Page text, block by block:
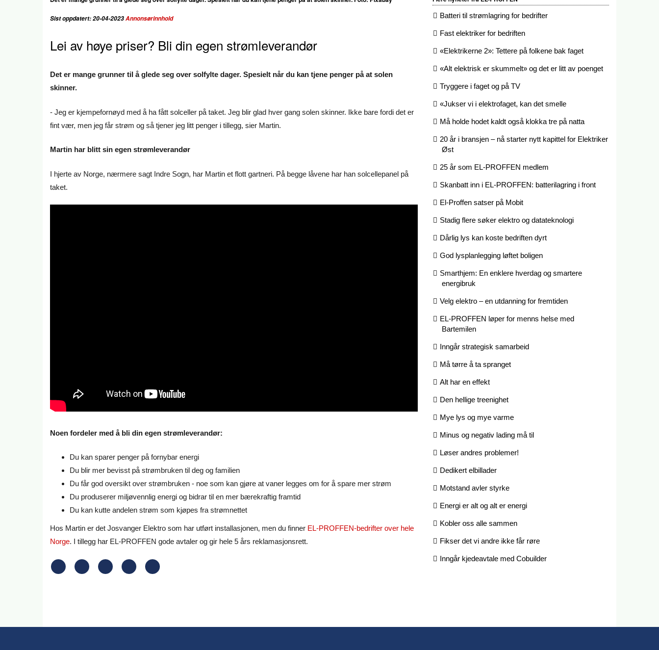
Sist oppdatert: 20-04-2023Annonsørinnhold
Lei av høye priser? Bli din egen strømleverandør
Det er mange grunner til å glede seg over solfylte dager. Spesielt når du kan tjene penger på at solen
skinner.
- Jeg er kjempefornøyd med å ha fått solceller på taket. Jeg blir glad hver gang solen skinner. Ikke bare fordi det er
fint vær, men jeg får strøm og så tjener jeg litt penger i tillegg, sier Martin.
Martin har blitt sin egen strømleverandør
I hjerte av Norge, nærmere sagt Indre Sogn, har Martin et flott gartneri. På begge låvene har han solcellepanel på
taket.
Noen fordeler med å bli din egen strømleverandør:
Du kan sparer penger på fornybar energi
Du blir mer bevisst på strømbruken til deg og familien
Du får god oversikt over strømbruken - noe som kan gjøre at vaner legges om for å spare mer strøm
Du produserer miljøvennlig energi og bidrar til en mer bærekraftig framtid
Du kan kutte andelen strøm som kjøpes fra strømnettet
Hos Martin er det Josvanger Elektro som har utført installasjonen, men du finner EL-PROFFEN-bedrifter over hele
Norge. I tillegg har EL-PROFFEN gode avtaler og gir hele 5 års reklamasjonsrett.
Batteri til strømlagring for bedrifter
Fast elektriker for bedriften
«Elektrikerne 2»: Tettere på folkene bak faget
«Alt elektrisk er skummelt» og det er litt av poenget
Tryggere i faget og på TV
«Jukser vi i elektrofaget, kan det smelle
Må holde hodet kaldt også klokka tre på natta
20 år i bransjen – nå starter nytt kapittel for Elektriker
Øst
25 år som EL-PROFFEN medlem
Skanbatt inn i EL-PROFFEN: batterilagring i front
El-Proffen satser på Mobit
Stadig flere søker elektro og datateknologi
Dårlig lys kan koste bedriften dyrt
God lysplanlegging løftet boligen
Smarthjem: En enklere hverdag og smartere
energibruk
Velg elektro – en utdanning for fremtiden
EL-PROFFEN løper for menns helse med
Bartemilen
Inngår strategisk samarbeid
Må tørre å ta spranget
Alt har en effekt
Den hellige treenighet
Mye lys og mye varme
Minus og negativ lading må til
Løser andres problemer!
Dedikert elbillader
Motstand avler styrke
Energi er alt og alt er energi
Kobler oss alle sammen
Fikser det vi andre ikke får røre
Inngår kjedeavtale med Cobuilder